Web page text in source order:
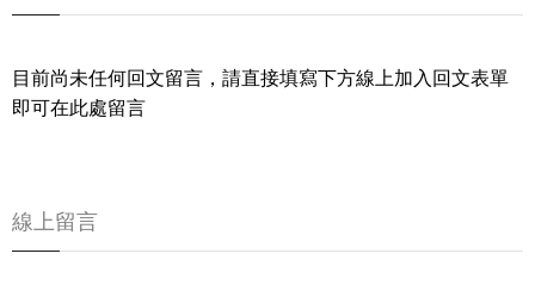
目前尚未任何回文留言，請直接填寫下方線上加入回文表單
即可在此處留言
線上留言